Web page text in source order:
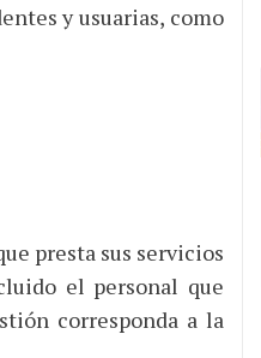
y usuarias, como
presta sus servicios
el personal que
corresponda a la